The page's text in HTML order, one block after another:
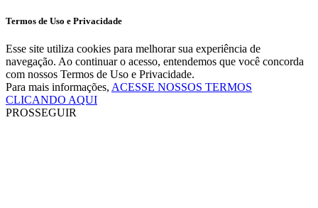
Termos de Uso e Privacidade
Esse site utiliza cookies para melhorar sua experiência de
navegação. Ao continuar o acesso, entendemos que você concorda
com nossos Termos de Uso e Privacidade.
Para mais informações, ACESSE NOSSOS TERMOS
CLICANDO AQUI
PROSSEGUIR